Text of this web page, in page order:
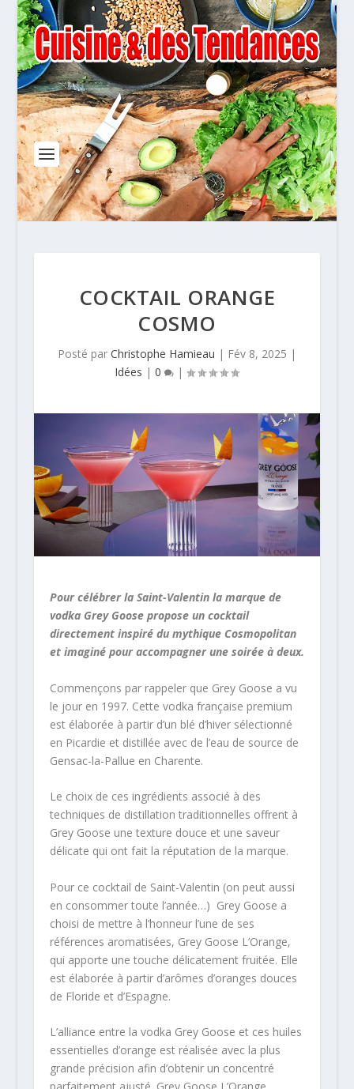
COCKTAIL ORANGE
COSMO
Posté par Christophe Hamieau | Fév 8, 2025 |
Idées |0 |
Pour célébrer la Saint-Valentin la marque de
vodka Grey Goose propose un cocktail
directement inspiré du mythique Cosmopolitan
et imaginé pour accompagner une soirée à deux.
Commençons par rappeler que Grey Goose a vu
le jour en 1997. Cette vodka française premium
est élaborée à partir d’un blé d’hiver sélectionné
en Picardie et distillée avec de l’eau de source de
Gensac-la-Pallue en Charente.
Le choix de ces ingrédients associé à des
techniques de distillation traditionnelles offrent à
Grey Goose une texture douce et une saveur
délicate qui ont fait la réputation de la marque.
Pour ce cocktail de Saint-Valentin (on peut aussi
en consommer toute l’année…) Grey Goose a
choisi de mettre à l’honneur l’une de ses
références aromatisées, Grey Goose L’Orange,
qui apporte une touche délicatement fruitée. Elle
est élaborée à partir d’arômes d’oranges douces
de Floride et d’Espagne.
L’alliance entre la vodka Grey Goose et ces huiles
essentielles d’orange est réalisée avec la plus
grande précision afin d’obtenir un concentré